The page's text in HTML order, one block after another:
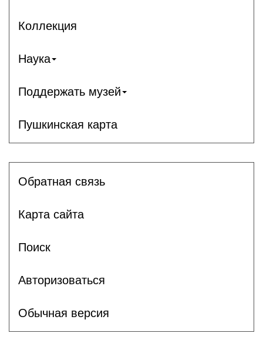
Коллекция
Наука
Поддержать музей
Пушкинская карта
Обратная связь
Карта сайта
Поиск
Авторизоваться
Обычная версия